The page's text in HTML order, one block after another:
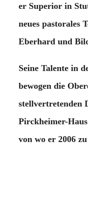
er Superior in
neues pastorales
Eberhard und
Seine Talente in
bewogen die
stellvertretenden
Pirckheimer-
von wo er 2006